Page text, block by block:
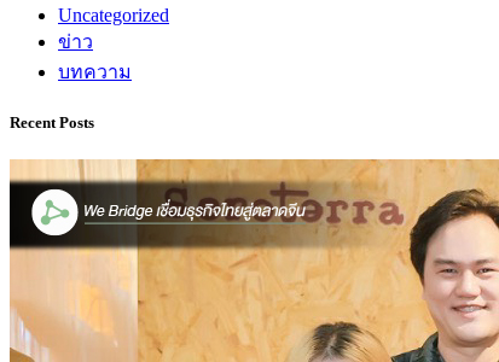
Uncategorized
ข่าว
บทความ
Recent Posts